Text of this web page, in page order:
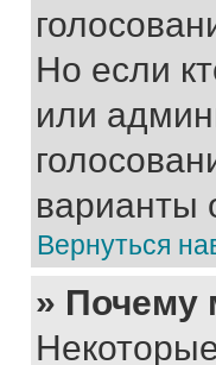
Но если
или
варианты
Вернуться
» Почему